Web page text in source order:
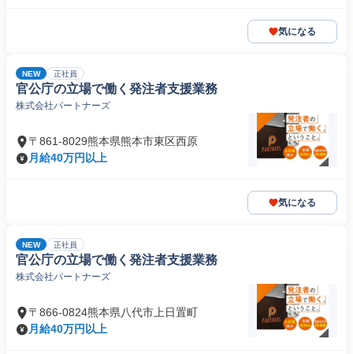
気になる
NEW 正社員
官公庁の立場で働く発注者支援業務
株式会社パートナーズ
〒861-8029熊本県熊本市東区西原
月給40万円以上
気になる
NEW 正社員
官公庁の立場で働く発注者支援業務
株式会社パートナーズ
〒866-0824熊本県八代市上日置町
月給40万円以上